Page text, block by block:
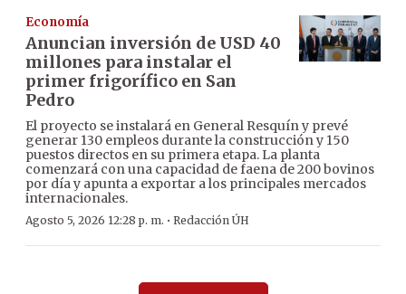
Economía
Anuncian inversión de USD 40
millones para instalar el
primer frigorífico en San
Pedro
El proyecto se instalará en General Resquín y prevé
generar 130 empleos durante la construcción y 150
puestos directos en su primera etapa. La planta
comenzará con una capacidad de faena de 200 bovinos
por día y apunta a exportar a los principales mercados
internacionales.
Agosto 5, 2026 12:28 p. m. · Redacción ÚH